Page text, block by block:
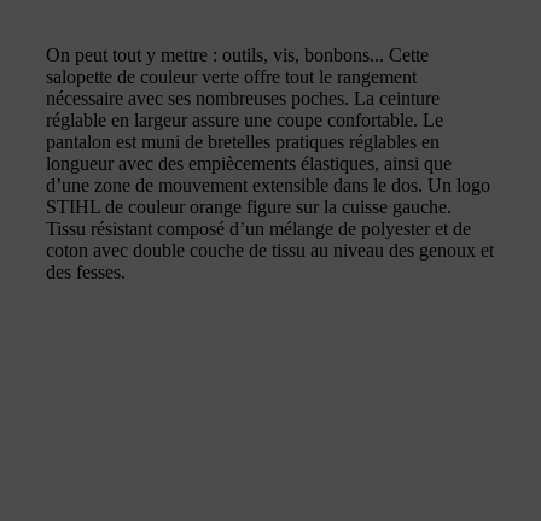
On peut tout y mettre : outils, vis, bonbons... Cette
salopette de couleur verte offre tout le rangement
nécessaire avec ses nombreuses poches. La ceinture
réglable en largeur assure une coupe confortable. Le
pantalon est muni de bretelles pratiques réglables en
longueur avec des empiècements élastiques, ainsi que
d’une zone de mouvement extensible dans le dos. Un logo
STIHL de couleur orange figure sur la cuisse gauche.
Tissu résistant composé d’un mélange de polyester et de
coton avec double couche de tissu au niveau des genoux et
des fesses.